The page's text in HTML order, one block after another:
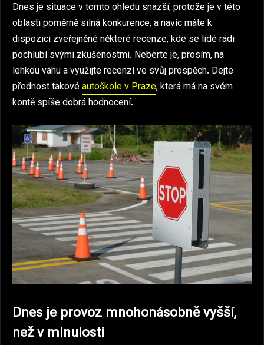
Dnes je situace v tomto ohledu snazší, protože je v této
oblasti poměrně silná konkurence, a navíc máte k
dispozici zveřejněné některé recenze, kde se lidé rádi
pochlubí svými zkušenostmi. Neberte je, prosím, na
lehkou váhu a využijte recenzí ve svůj prospěch. Dejte
přednost takovéautoškole v Praze, která má na svém
kontě spíše dobrá hodnocení.
Dnes je provoz mnohonásobně vyšší,
než v minulosti